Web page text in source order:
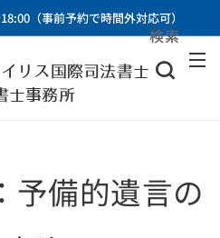
（事前予約で時間外対応可）
リス国際司法書士・
士事務所
検索
予備的遺言の